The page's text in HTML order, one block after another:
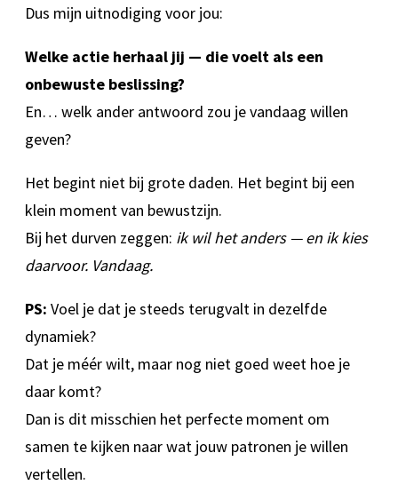
Dus mijn uitnodiging voor jou:
Welke actie herhaal jij — die voelt als een
onbewuste beslissing?
En… welk ander antwoord zou je vandaag willen
geven?
Het begint niet bij grote daden. Het begint bij een
klein moment van bewustzijn.
Bij het durven zeggen: ik wil het anders — en ik kies
daarvoor. Vandaag.
PS: Voel je dat je steeds terugvalt in dezelfde
dynamiek?
Dat je méér wilt, maar nog niet goed weet hoe je
daar komt?
Dan is dit misschien het perfecte moment om
samen te kijken naar wat jouw patronen je willen
vertellen.